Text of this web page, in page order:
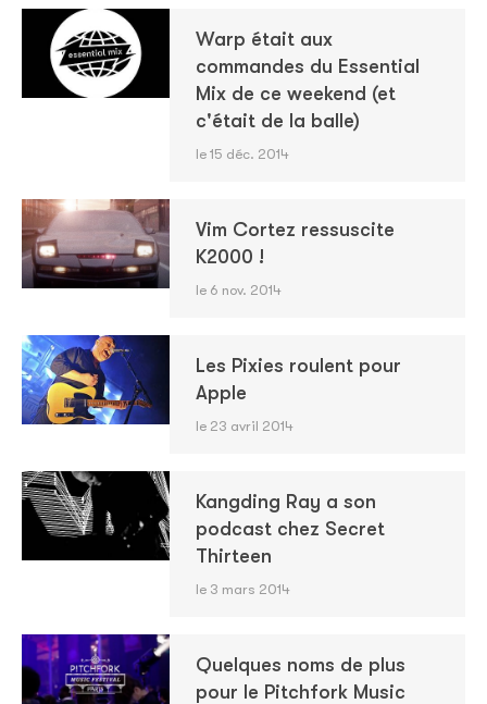
Warp était aux
commandes du Essential
Mix de ce weekend (et
c'était de la balle)
le 15 déc. 2014
Vim Cortez ressuscite
K2000 !
le 6 nov. 2014
Les Pixies roulent pour
Apple
le 23 avril 2014
Kangding Ray a son
podcast chez Secret
Thirteen
le 3 mars 2014
Quelques noms de plus
pour le Pitchfork Music